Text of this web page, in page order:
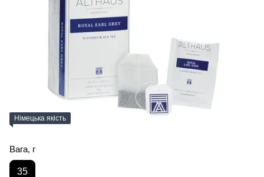
Німецька якість
Вага, г
35